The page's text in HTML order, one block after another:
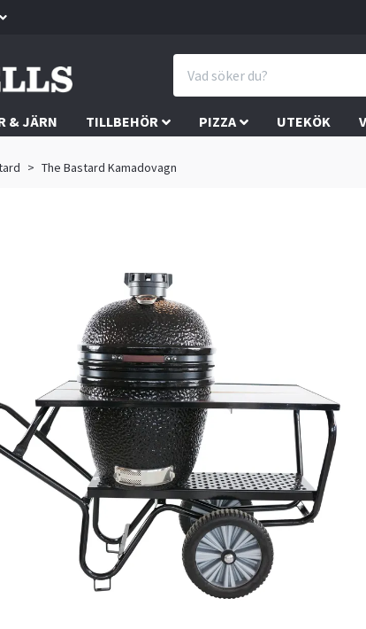
& JÄRN TILLBEHÖR PIZZA UTEKÖK
The Bastard Kamadovagn